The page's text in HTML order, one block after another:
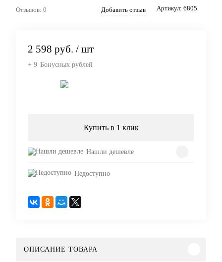
Отзывов: 0 Добавить отзыв Артикул: 6805
2 598 руб. / шт
+ 9 Бонусных рублей
Купить в 1 клик
Нашли дешевле
Недоступно
ОПИСАНИЕ ТОВАРА